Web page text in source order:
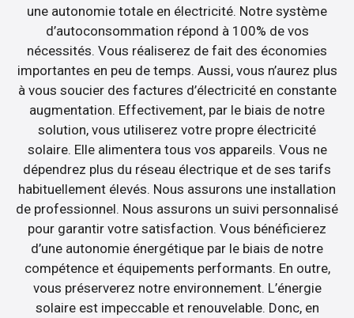
une autonomie totale en électricité. Notre système
d’autoconsommation répond à 100% de vos
nécessités. Vous réaliserez de fait des économies
importantes en peu de temps. Aussi, vous n’aurez plus
à vous soucier des factures d’électricité en constante
augmentation. Effectivement, par le biais de notre
solution, vous utiliserez votre propre électricité
solaire. Elle alimentera tous vos appareils. Vous ne
dépendrez plus du réseau électrique et de ses tarifs
habituellement élevés. Nous assurons une installation
de professionnel. Nous assurons un suivi personnalisé
pour garantir votre satisfaction. Vous bénéficierez
d’une autonomie énergétique par le biais de notre
compétence et équipements performants. En outre,
vous préserverez notre environnement. L’énergie
solaire est impeccable et renouvelable. Donc, en